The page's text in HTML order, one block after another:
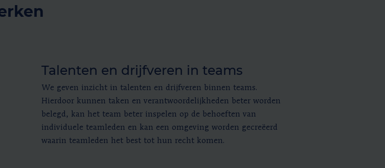
Talenten en drijfveren in teams
We geven inzicht in talenten en drijfveren binnen teams.
Hierdoor kunnen taken en verantwoordelijkheden beter worden
belegd, kan het team beter inspelen op de behoeften van
individuele teamleden en kan een omgeving worden gecreëerd
waarin teamleden het best tot hun recht komen.